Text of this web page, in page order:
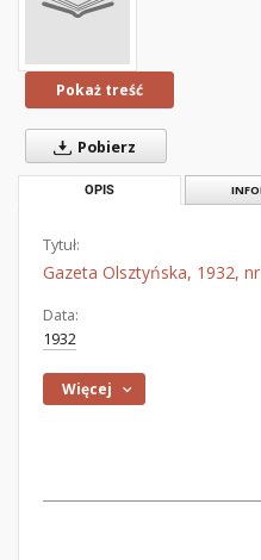
Pokaż treść
Pobierz
OPIS
Tytuł:
Gazeta Olsztyńska, 1932,
Data:
1932
Więcej